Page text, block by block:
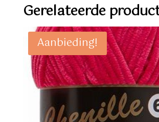
Gerelateerde
Aanbieding!